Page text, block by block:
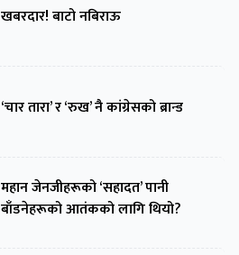
खबरदार! बाटो नबिराऊ
‘चार तारा’ र ‘रुख’ नै कांग्रेसको ब्रान्ड
महान जेनजीहरूको ‘सहादत’ पानी
बाँडनेहरूको आतंकको लागि थियो?